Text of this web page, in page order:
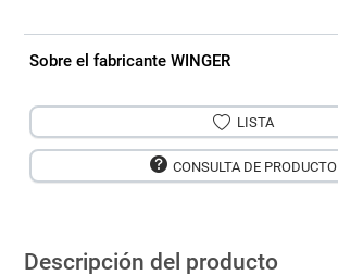
Sobre el fabricante WINGER
LISTA
CONSULTA DE PRODUCTO
Descripción del producto